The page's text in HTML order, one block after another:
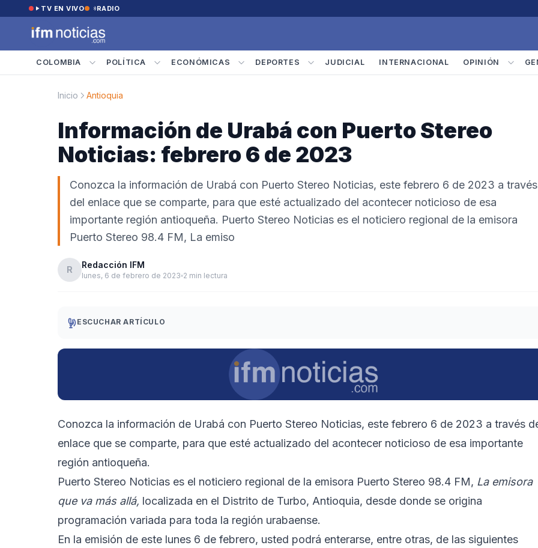
Saltar al contenido
TV EN VIVO RADIO
COLOMBIA POLÍTICA ECONÓMICAS DEPORTES JUDICIAL INTERNACIONAL OPINIÓN
Inicio Antioquia
Información de Urabá con Puerto Stereo
Noticias: febrero 6 de 2023
Conozca la información de Urabá con Puerto Stereo Noticias, este febrero 6 de 2023 a través
del enlace que se comparte, para que esté actualizado del acontecer noticioso de esa
importante región antioqueña. Puerto Stereo Noticias es el noticiero regional de la emisora
Puerto Stereo 98.4 FM, La emiso
R Redacción IFM
lunes, 6 de febrero de 2023 2 min lectura
ESCUCHAR ARTÍCULO
Conozca la información de Urabá con Puerto Stereo Noticias, este febrero 6 de 2023 a través
enlace que se comparte, para que esté actualizado del acontecer noticioso de esa importante
región antioqueña.
Puerto Stereo Noticias es el noticiero regional de la emisora Puerto Stereo 98.4 FM, La emisora
que va más allá, localizada en el Distrito de Turbo, Antioquia, desde donde se origina
programación variada para toda la región urabaense.
En la emisión de este lunes 6 de febrero, usted podrá enterarse, entre otras, de las siguientes